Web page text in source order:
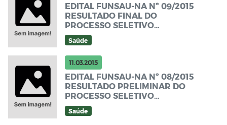
EDITAL FUNSAU-NA Nº 09/2015
RESULTADO FINAL DO
PROCESSO SELETIVO
SIMPLIFICADO 02/2015 NOVA
ANDRADINA/MS.
Saúde
11.03.2015
EDITAL FUNSAU-NA Nº 08/2015
RESULTADO PRELIMINAR DO
PROCESSO SELETIVO
SIMPLIFICADO 02/2015 NOVA
ANDRADINA/MS
Saúde